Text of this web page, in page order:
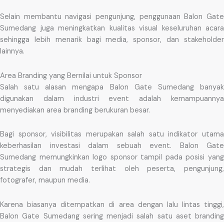
Selain membantu navigasi pengunjung, penggunaan Balon Gate
Sumedang juga meningkatkan kualitas visual keseluruhan acara
sehingga lebih menarik bagi media, sponsor, dan stakeholder
lainnya.
Area Branding yang Bernilai untuk Sponsor
Salah satu alasan mengapa Balon Gate Sumedang banyak
digunakan dalam industri event adalah kemampuannya
menyediakan area branding berukuran besar.
Bagi sponsor, visibilitas merupakan salah satu indikator utama
keberhasilan investasi dalam sebuah event. Balon Gate
Sumedang memungkinkan logo sponsor tampil pada posisi yang
strategis dan mudah terlihat oleh peserta, pengunjung,
fotografer, maupun media.
Karena biasanya ditempatkan di area dengan lalu lintas tinggi,
Balon Gate Sumedang sering menjadi salah satu aset branding